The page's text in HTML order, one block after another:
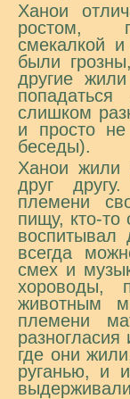
Ханои
ростом,
смекалкой
были
другие
слишком
и просто
беседы).
Ханои жили
друг
племени
пищу, кто-то
всегда
смех и
хороводы,
животным
племени
где они
руганью, и